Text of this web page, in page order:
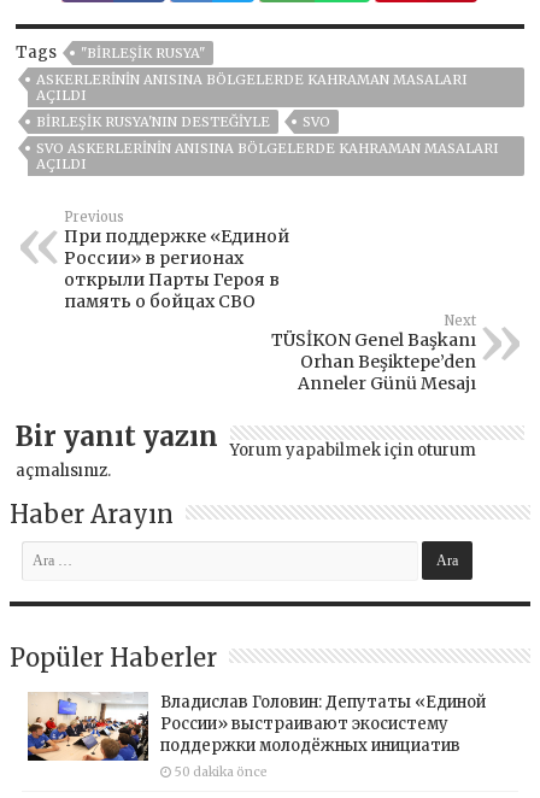
Tags
"BIRLEŞIK RUSYA"
ASKERLERININ ANISINA BÖLGELERDE KAHRAMAN MASALARI
AÇILDI
BIRLEŞIK RUSYA'NIN DESTEĞIYLE
SVO
SVO ASKERLERININ ANISINA BÖLGELERDE KAHRAMAN MASALARI
AÇILDI
Previous
При поддержке «Единой
России» в регионах
открыли Парты Героя в
память о бойцах СВО
Next
TÜSİKON Genel Başkanı
Orhan Beşiktepe’den
Anneler Günü Mesajı
Bir yanıt yazın Yorum yapabilmek için oturum
açmalısınız.
Haber Arayın
Popüler Haberler
Владислав Головин: Депутаты «Единой
России» выстраивают экосистему
поддержки молодёжных инициатив
50 dakika önce